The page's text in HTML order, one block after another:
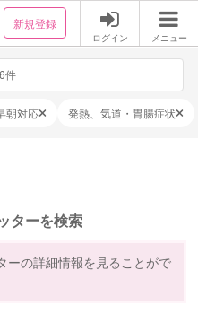
新規登録
ログイン メニュー
件
朝対応 発熱、気道・胃腸症状
ターを検索
ーの詳細情報を見ることがで